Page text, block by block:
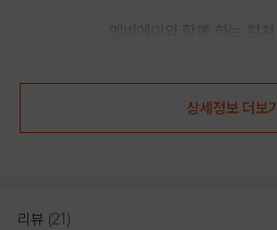
상세정보 더보기
리뷰 (21)